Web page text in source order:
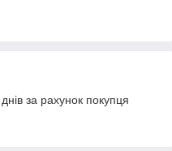
за рахунок покупця